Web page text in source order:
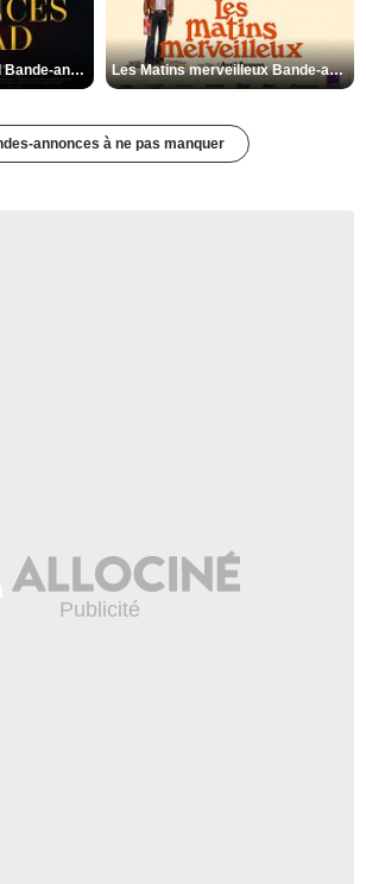
Les Silences de Riyad Bande-annonce VO STFR Les Matins merveilleux Bande-annonce VF
annonces à ne pas manquer